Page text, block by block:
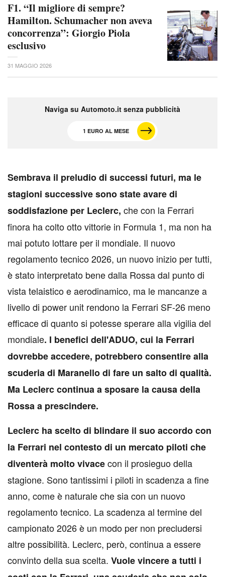
F1. “Il migliore di sempre?
Hamilton. Schumacher non aveva
concorrenza”: Giorgio Piola
esclusivo
31 MAGGIO 2026
Naviga su Automoto.it senza pubblicità
1 EURO AL MESE
Sembrava il preludio di successi futuri, ma le
stagioni successive sono state avare di
soddisfazione per Leclerc, che con la Ferrari
finora ha colto otto vittorie in Formula 1, ma non ha
mai potuto lottare per il mondiale. Il nuovo
regolamento tecnico 2026, un nuovo inizio per tutti,
è stato interpretato bene dalla Rossa dal punto di
vista telaistico e aerodinamico, ma le mancanze a
livello di power unit rendono la Ferrari SF-26 meno
efficace di quanto si potesse sperare alla vigilia del
mondiale. I benefici dell'ADUO, cui la Ferrari
dovrebbe accedere, potrebbero consentire alla
scuderia di Maranello di fare un salto di qualità.
Ma Leclerc continua a sposare la causa della
Rossa a prescindere.
Leclerc ha scelto di blindare il suo accordo con
la Ferrari nel contesto di un mercato piloti che
diventerà molto vivacecon il prosieguo della
stagione. Sono tantissimi i piloti in scadenza a fine
anno, come è naturale che sia con un nuovo
regolamento tecnico. La scadenza al termine del
campionato 2026 è un modo per non precludersi
altre possibilità. Leclerc, però, continua a essere
convinto della sua scelta. Vuole vincere a tutti i